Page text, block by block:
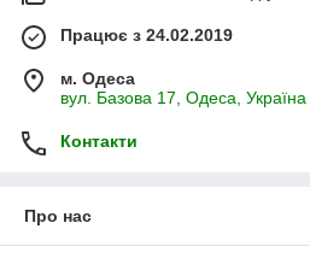
Працює з 24.02.2019
м. Одеса
вул. Базова 17, Одеса, Україна
Контакти
Про нас